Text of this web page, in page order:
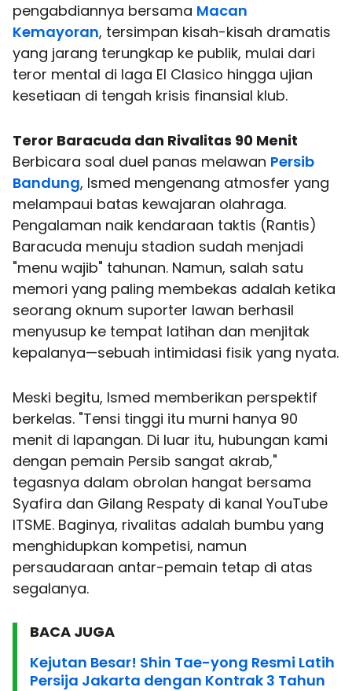
pengabdiannya bersama Macan
Kemayoran, tersimpan kisah-kisah dramatis
yang jarang terungkap ke publik, mulai dari
teror mental di laga El Clasico hingga ujian
kesetiaan di tengah krisis finansial klub.
Teror Baracuda dan Rivalitas 90 Menit
Berbicara soal duel panas melawan Persib
Bandung, Ismed mengenang atmosfer yang
melampaui batas kewajaran olahraga.
Pengalaman naik kendaraan taktis (Rantis)
Baracuda menuju stadion sudah menjadi
"menu wajib" tahunan. Namun, salah satu
memori yang paling membekas adalah ketika
seorang oknum suporter lawan berhasil
menyusup ke tempat latihan dan menjitak
kepalanya—sebuah intimidasi fisik yang nyata.
Meski begitu, Ismed memberikan perspektif
berkelas. "Tensi tinggi itu murni hanya 90
menit di lapangan. Di luar itu, hubungan kami
dengan pemain Persib sangat akrab,"
tegasnya dalam obrolan hangat bersama
Syafira dan Gilang Respaty di kanal YouTube
ITSME. Baginya, rivalitas adalah bumbu yang
menghidupkan kompetisi, namun
persaudaraan antar-pemain tetap di atas
segalanya.
BACA JUGA
Kejutan Besar! Shin Tae-yong Resmi Latih
Persija Jakarta dengan Kontrak 3 Tahun